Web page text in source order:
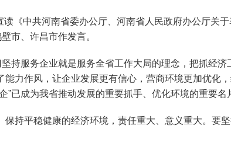
中共河南省委办公厅、河南省人民政府办公厅关于
市、许昌市作发言。
服务企业就是服务全省工作大局的理念，把抓经
力作风，让企业发展更有信心，营商环境更加优化
已成为我省推动发展的重要抓手、优化环境的重要名
平稳健康的经济环境，责任重大、意义重大。要坚